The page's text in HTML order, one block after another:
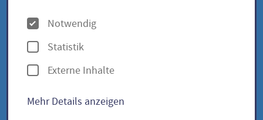
O
p
t
i
Notwendig
Statistik
Externe Inhalte
Mehr Details anzeigen